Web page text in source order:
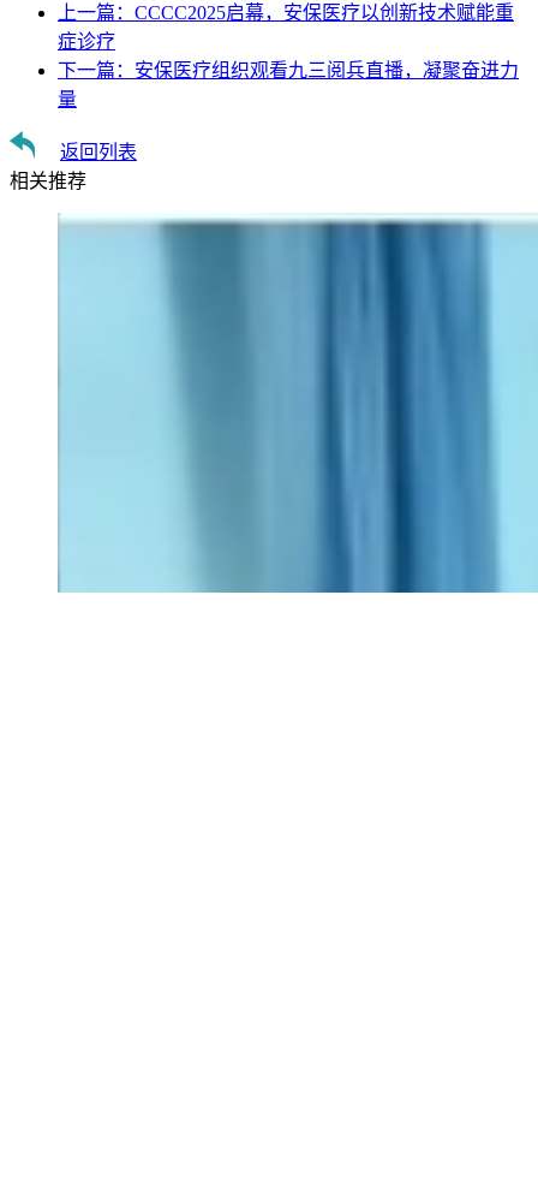
上一篇： CCCC2025启幕，安保医疗以创新技术赋能重
症诊疗
下一篇： 安保医疗组织观看九三阅兵直播，凝聚奋进力
量
返回列表
相关推荐